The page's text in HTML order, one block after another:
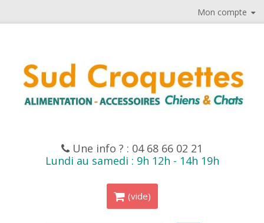
Mon compte
Une info ? : 04 68 66 02 21
Lundi au samedi : 9h 12h - 14h 19h
(vide)